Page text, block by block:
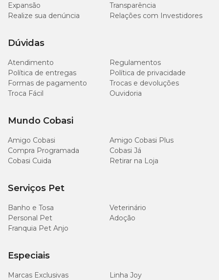
Expansão
Transparência
Realize sua denúncia
Relações com Investidores
Dúvidas
Atendimento
Regulamentos
Política de entregas
Política de privacidade
Formas de pagamento
Trocas e devoluções
Troca Fácil
Ouvidoria
Mundo Cobasi
Amigo Cobasi
Amigo Cobasi Plus
Compra Programada
Cobasi Já
Cobasi Cuida
Retirar na Loja
Serviços Pet
Banho e Tosa
Veterinário
Personal Pet
Adoção
Franquia Pet Anjo
Especiais
Marcas Exclusivas
Linha Joy